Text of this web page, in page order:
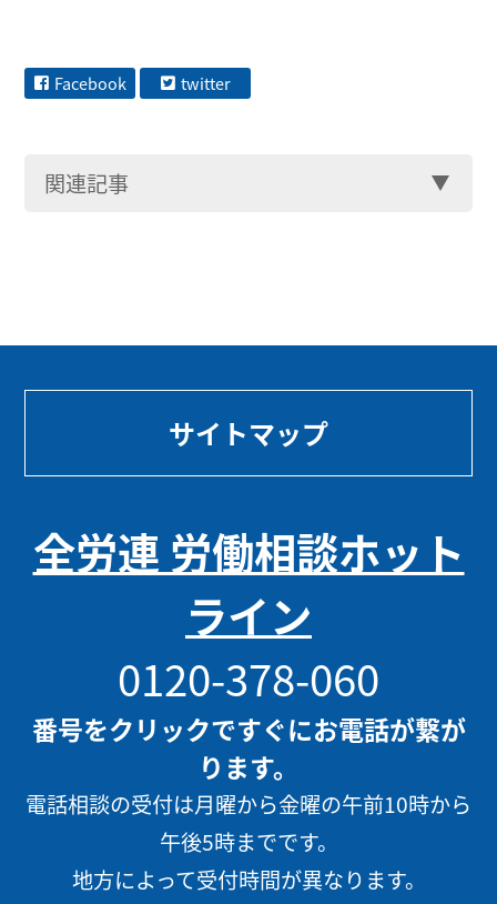
Facebook twitter
関連記事
サイトマップ
全労連 労働相談ホット
ライン
0120-378-060
番号をクリックですぐにお電話が繋が
ります。
電話相談の受付は月曜から金曜の午前10時から
午後5時までです。
地方によって受付時間が異なります。